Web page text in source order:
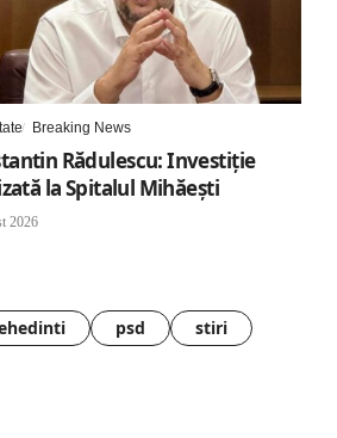
Breaking News
Rădulescu: Investiție
la Spitalul Mihăești
2026
psd stiri